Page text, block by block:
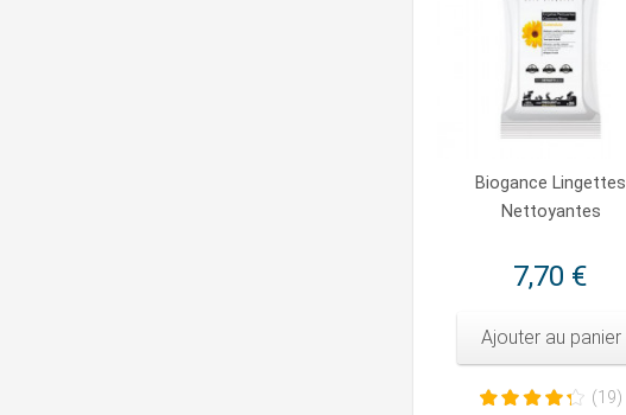
Biogance Lingettes
Nettoyantes
7,70 €
Ajouter au panier
(19)